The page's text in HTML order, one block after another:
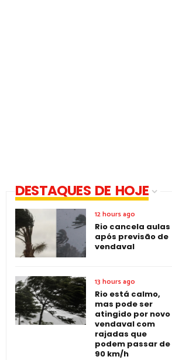
DESTAQUES DE HOJE
12 hours ago
Rio cancela aulas
após previsão de
vendaval
13 hours ago
Rio está calmo,
mas pode ser
atingido por novo
vendaval com
rajadas que
podem passar de
90 km/h